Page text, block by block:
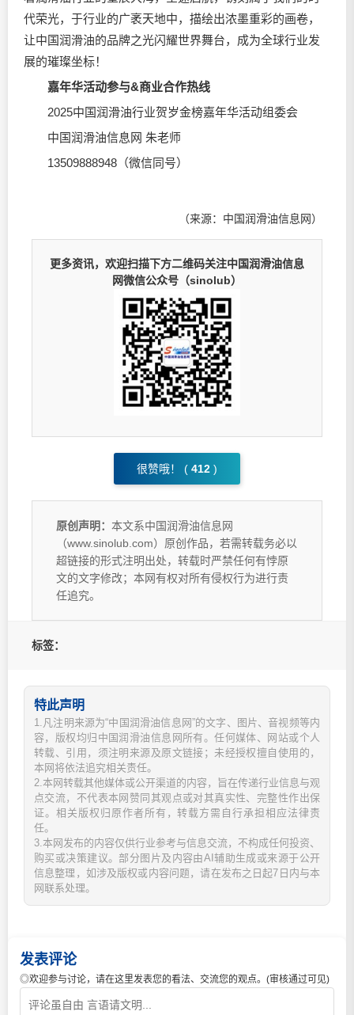
代荣光，于行业的广袤天地中，描绘出浓墨重彩的画卷，
让中国润滑油的品牌之光闪耀世界舞台，成为全球行业发
展的璀璨坐标！
嘉年华活动参与&商业合作热线
2025中国润滑油行业贺岁金榜嘉年华活动组委会
中国润滑油信息网 朱老师
13509888948（微信同号）
（来源：中国润滑油信息网）
更多资讯，欢迎扫描下方二维码关注中国润滑油信息
网微信公众号（sinolub）
很赞哦！ ( 412 )
原创声明： 本文系中国润滑油信息网
（www.sinolub.com）原创作品，若需转载务必以
超链接的形式注明出处，转载时严禁任何有悖原
文的文字修改；本网有权对所有侵权行为进行责
任追究。
标签：
特此声明
1.凡注明来源为“中国润滑油信息网”的文字、图片、音视频等内
容，版权均归中国润滑油信息网所有。任何媒体、网站或个人
转载、引用，须注明来源及原文链接；未经授权擅自使用的，
本网将依法追究相关责任。
2.本网转载其他媒体或公开渠道的内容，旨在传递行业信息与观
点交流，不代表本网赞同其观点或对其真实性、完整性作出保
证。相关版权归原作者所有，转载方需自行承担相应法律责
任。
3.本网发布的内容仅供行业参考与信息交流，不构成任何投资、
购买或决策建议。部分图片及内容由AI辅助生成或来源于公开
信息整理，如涉及版权或内容问题，请在发布之日起7日内与本
网联系处理。
发表评论
◎欢迎参与讨论，请在这里发表您的看法、交流您的观点。(审核通过可见)